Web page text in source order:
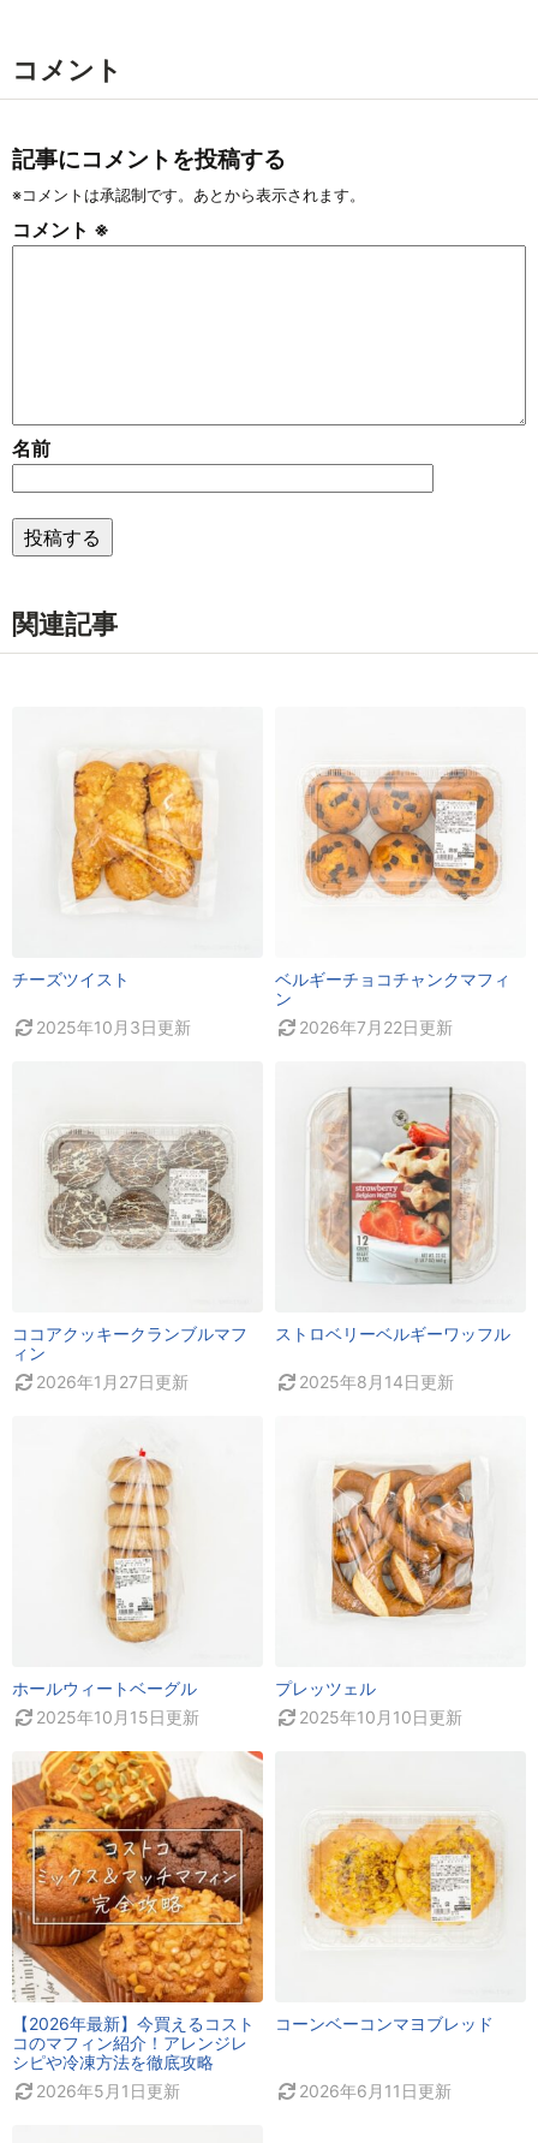
コメント
記事にコメントを投稿する
※コメントは承認制です。あとから表示されます。
コメント ※
名前
関連記事
チーズツイスト
2025年10月3日更新
ベルギーチョコチャンクマフィ
ン
2026年7月22日更新
ココアクッキークランブルマフ
ィン
2026年1月27日更新
ストロベリーベルギーワッフル
2025年8月14日更新
ホールウィートベーグル
2025年10月15日更新
プレッツェル
2025年10月10日更新
【2026年最新】今買えるコスト
コのマフィン紹介！アレンジレ
シピや冷凍方法を徹底攻略
2026年5月1日更新
コーンベーコンマヨブレッド
2026年6月11日更新